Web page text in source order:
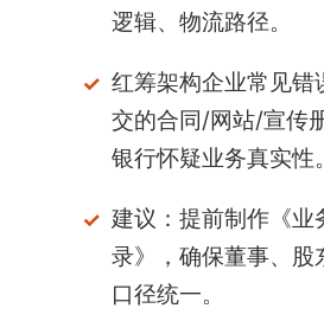
逻辑、物流路径。
红筹架构企业常见错
交的合同/网站/宣传
银行怀疑业务真实性。
建议：提前制作《业
录》，确保董事、股
口径统一。